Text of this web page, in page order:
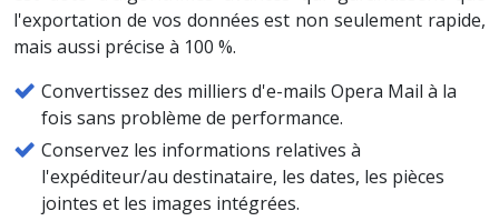
l'exportation de vos données est non seulement rapide,
mais aussi précise à 100 %.
Convertissez des milliers d'e-mails Opera Mail à la
fois sans problème de performance.
Conservez les informations relatives à
l'expéditeur/au destinataire, les dates, les pièces
jointes et les images intégrées.